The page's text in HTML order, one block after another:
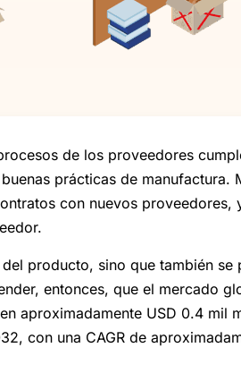
de los proveedores
prácticas de manufactura.
con nuevos proveedores,
producto, sino que también se
entonces, que el mercado
aproximadamente USD 0.4 mil
con una CAGR de